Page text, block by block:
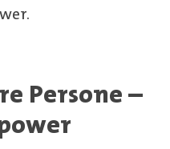
Persone –